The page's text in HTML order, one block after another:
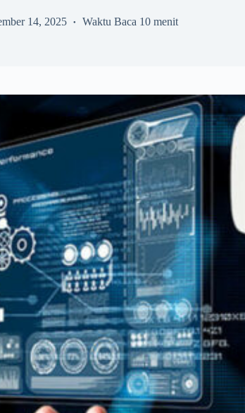
14, 2025 Waktu Baca 10 menit